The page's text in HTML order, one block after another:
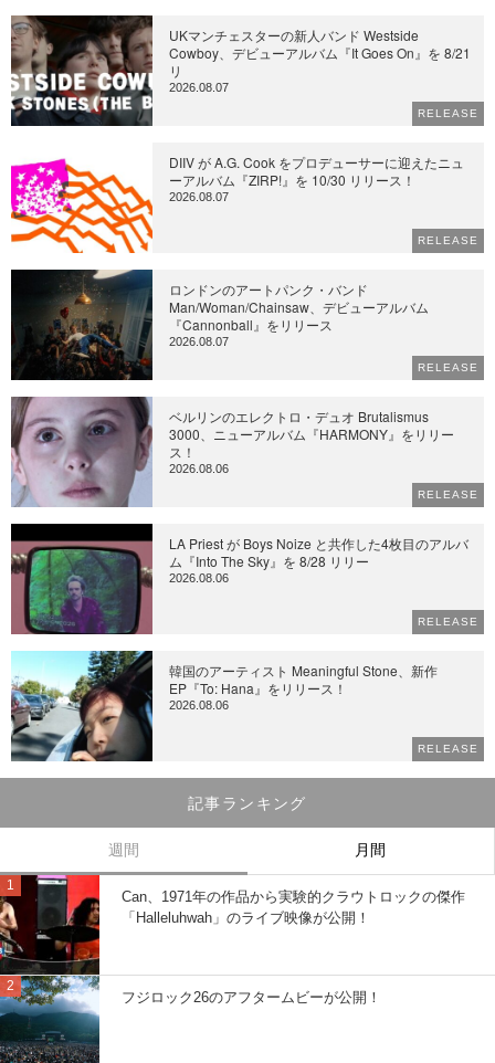
UKマンチェスターの新人バンド Westside
Cowboy、デビューアルバム『It Goes On』を 8/21
リ
2026.08.07
RELEASE
DIIV が A.G. Cook をプロデューサーに迎えたニュ
ーアルバム『ZIRP!』を 10/30 リリース！
2026.08.07
RELEASE
ロンドンのアートパンク・バンド
Man/Woman/Chainsaw、デビューアルバム
『Cannonball』をリリース
2026.08.07
RELEASE
ベルリンのエレクトロ・デュオ Brutalismus
3000、ニューアルバム『HARMONY』をリリー
ス！
2026.08.06
RELEASE
LA Priest が Boys Noize と共作した4枚目のアルバ
ム『Into The Sky』を 8/28 リリー
2026.08.06
RELEASE
韓国のアーティスト Meaningful Stone、新作
EP『To: Hana』をリリース！
2026.08.06
RELEASE
記事ランキング
週間 月間
Can、1971年の作品から実験的クラウトロックの傑作
「Halleluhwah」のライブ映像が公開！
フジロック26のアフタームビーが公開！